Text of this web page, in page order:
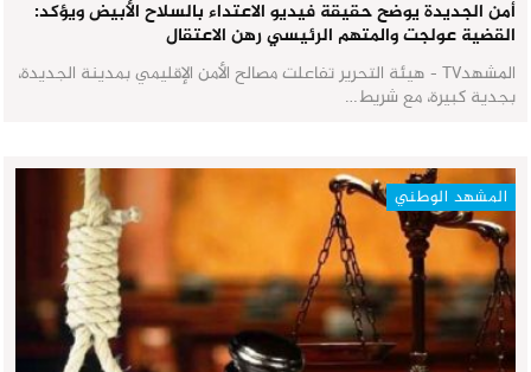
أمن الجديدة يوضح حقيقة فيديو الاعتداء بالسلاح الأبيض ويؤكد:
القضية عولجت والمتهم الرئيسي رهن الاعتقال
المشهدTV - هيئة التحرير تفاعلت مصالح الأمن الإقليمي بمدينة الجديدة،
بجدية كبيرة، مع شريط…
المشهد الوطني